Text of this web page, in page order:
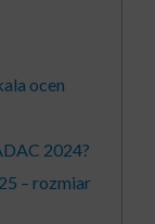
ocen
2024?
– rozmiar